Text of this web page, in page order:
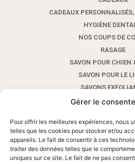
Gérer le
Pour offrir les meilleures expériences, nous
telles que les cookies pour stocker et/ou
appareils. Le fait de consentir à ces
traiter des données telles que le
uniques sur ce site. Le fait de ne pas
CADEAUX
HYGIÈNE
NOS COUPS DE
RASAGE
SAVON POUR CHIEN
SAVON POUR LE
SAVONS
SAVONS POUR LES MAINS AUX
SAVONS SHAMPOINGS AVEC
SAVONS SHAMPOINGS SANS
SAVONS VISAGE ET CORPS AUX
SAVONS VISAGE ET CORPS SANS